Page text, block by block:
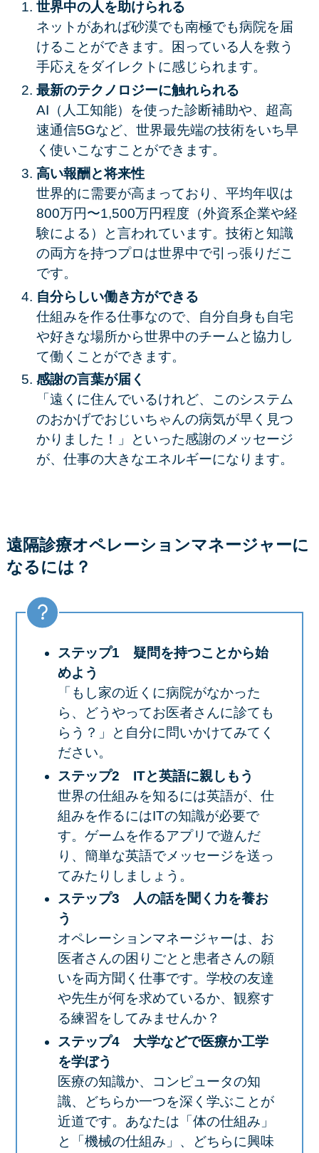
世界中の人を助けられる
ネットがあれば砂漠でも南極でも病院を届
けることができます。困っている人を救う
手応えをダイレクトに感じられます。
最新のテクノロジーに触れられる
AI（人工知能）を使った診断補助や、超高
速通信5Gなど、世界最先端の技術をいち早
く使いこなすことができます。
高い報酬と将来性
世界的に需要が高まっており、平均年収は
800万円〜1,500万円程度（外資系企業や経
験による）と言われています。技術と知識
の両方を持つプロは世界中で引っ張りだこ
です。
自分らしい働き方ができる
仕組みを作る仕事なので、自分自身も自宅
や好きな場所から世界中のチームと協力し
て働くことができます。
感謝の言葉が届く
「遠くに住んでいるけれど、このシステム
のおかげでおじいちゃんの病気が早く見つ
かりました！」といった感謝のメッセージ
が、仕事の大きなエネルギーになります。
遠隔診療オペレーションマネージャーに
なるには？
ステップ1 疑問を持つことから始
めよう
「もし家の近くに病院がなかった
ら、どうやってお医者さんに診ても
らう？」と自分に問いかけてみてく
ださい。
ステップ2 ITと英語に親しもう
世界の仕組みを知るには英語が、仕
組みを作るにはITの知識が必要で
す。ゲームを作るアプリで遊んだ
り、簡単な英語でメッセージを送っ
てみたりしましょう。
ステップ3 人の話を聞く力を養お
う
オペレーションマネージャーは、お
医者さんの困りごとと患者さんの願
いを両方聞く仕事です。学校の友達
や先生が何を求めているか、観察す
る練習をしてみませんか？
ステップ4 大学などで医療か工学
を学ぼう
医療の知識か、コンピュータの知
識、どちらか一つを深く学ぶことが
近道です。あなたは「体の仕組み」
と「機械の仕組み」、どちらに興味